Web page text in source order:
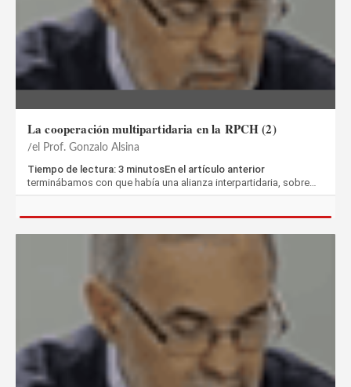
La cooperación multipartidaria en la RPCH (2)
el Prof. Gonzalo Alsina
Tiempo de lectura: 3 minutosEn el artículo anterior
terminábamos con que había una alianza interpartidaria, sobre…